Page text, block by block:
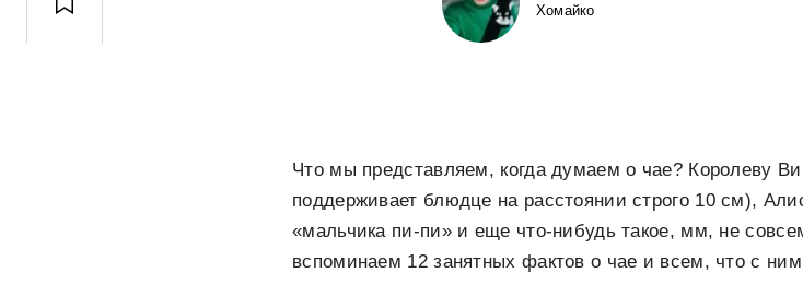
Хомайко
Что мы представляем, когда думаем о чае? Королеву
поддерживает блюдце на расстоянии строго 10 см),
«мальчика пи-пи» и еще что-нибудь такое, мм, не
вспоминаем 12 занятных фактов о чае и всем, что с ним